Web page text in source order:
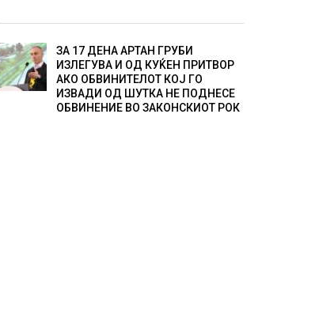
ЗА 17 ДЕНА АРТАН ГРУБИ
ИЗЛЕГУВА И ОД КУЌЕН ПРИТВОР
АКО ОБВИНИТЕЛОТ КОЈ ГО
ИЗВАДИ ОД ШУТКА НЕ ПОДНЕСЕ
ОБВИНЕНИЕ ВО ЗАКОНСКИОТ РОК